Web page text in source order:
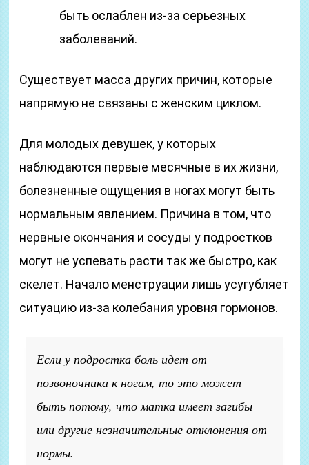
быть ослаблен из-за серьезных
заболеваний.
Существует масса других причин, которые
напрямую не связаны с женским циклом.
Для молодых девушек, у которых
наблюдаются первые месячные в их жизни,
болезненные ощущения в ногах могут быть
нормальным явлением. Причина в том, что
нервные окончания и сосуды у подростков
могут не успевать расти так же быстро, как
скелет. Начало менструации лишь усугубляет
ситуацию из-за колебания уровня гормонов.
Если у подростка боль идет от
позвоночника к ногам, то это может
быть потому, что матка имеет загибы
или другие незначительные отклонения от
нормы.